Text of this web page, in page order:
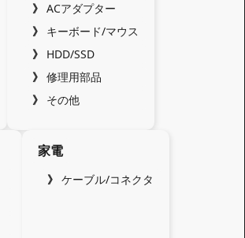
ACアダプター
キーボード/マウス
HDD/SSD
修理用部品
その他
家電
ケーブル/コネクタ